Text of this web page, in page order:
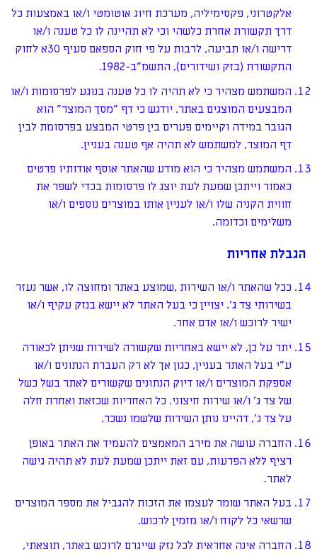
אלקטרוני, פקסימיליה, מערכת חיוג אוטומטי ו/או באמצעות כל
דרך תקשורת אחרת כלשהי וכי לא תהיינה לו כל טענה ו/או
דרישה ו/או תביעה, לרבות על פי חוק הספאם סעיף 30א לחוק
התקשורת (בזק ושידורים), התשמ"ב-1982.
המשתמש מצהיר כי לא תהיה לו כל טענה בנוגע לפרסומות ו/או
המבצעים המוצגים באתר. יודגש כי דף "מסך המוצר" הוא
הגובר במידה וקיימים פערים בין פרטי המבצע בפרסומת לבין
דף המוצר, למשתמש לא תהיה אף טענה בעניין.
המשתמש מצהיר כי הוא מודע שהאתר אוסף אודותיו פרטים
כאמור וייתכן שמעת לעת יוצג לו פרסומות בכדי לשפר את
חווית הקניה שלו ו/או לעניין אותו במוצרים נוספים ו/או
משלימים וכדומה.
הגבלת אחריות
ככל שהאתר ו/או השירות ,שמוצע באתר ומחוצה לו, אשר נעזר
בשירותי צד ג'. יצויין כי בעל האתר לא יישא בנזק עקיף ו/או
ישיר לרוכש ו/או אדם אחר.
יתר על כן, לא יישא באחריות שקשורה לשירות שניתן לכאורה
ע"י בעל האתר בעניין, כגון אך לא רק העברת הנתונים ו/או
אספקת המוצרים ו/או דיוק הנתונים שקשורים לאתר בשל כשל
של צד ג' ו/או שירות חיצוני. כל האחריות שכזאת ואחרת חלה
על צד ג', דהיינו נותן השירות שלשמו נשכר.
החברה עושה את מירב המאמצים להעמיד את האתר באופן
רציף ללא הפרעות, עם זאת ייתכן שמעת לעת לא תהיה גישה
לאתר.
בעל האתר שומר לעצמו את הזכות להגביל את מספר המוצרים
שרשאי כל לקוח ו/או מזמין לרכוש.
החברה אינה אחראית לכל נזק שייגרם לרוכש באתר, תוצאתי,